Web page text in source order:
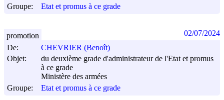
Groupe:
Etat et promus à ce grade
De:
CHEVRIER (Benoît)
Objet:
du deuxième grade d'administrateur de l'Etat et promus
à ce grade
Ministère des armées
Groupe:
Etat et promus à ce grade
promotion 02/07/2024